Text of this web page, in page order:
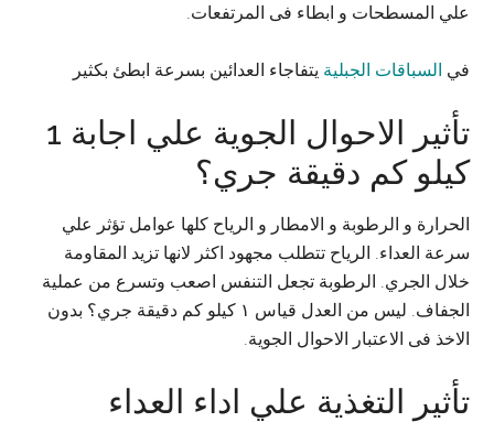
علي المسطحات و ابطاء فى المرتفعات.
في السباقات الجبلية يتفاجاء العدائين بسرعة ابطئ بكثير
تأثير الاحوال الجوية علي اجابة 1
كيلو كم دقيقة جري؟
الحرارة و الرطوبة و الامطار و الرياح كلها عوامل تؤثر علي
سرعة العداء. الرياح تتطلب مجهود اكثر لانها تزيد المقاومة
خلال الجري. الرطوبة تجعل التنفس اصعب وتسرع من عملية
الجفاف. ليس من العدل قياس ١ كيلو كم دقيقة جري؟ بدون
الاخذ فى الاعتبار الاحوال الجوية.
تأثير التغذية علي اداء العداء